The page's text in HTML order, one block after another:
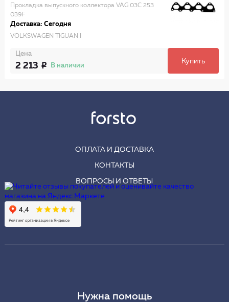
Прокладка выпускного коллектора VAG 03C 253
039F
Доставка: Сегодня
VOLKSWAGEN TIGUAN I
Цена
2 213 В наличии
Купить
ОПЛАТА И ДОСТАВКА
КОНТАКТЫ
ВОПРОСЫ И ОТВЕТЫ
Нужна помощь